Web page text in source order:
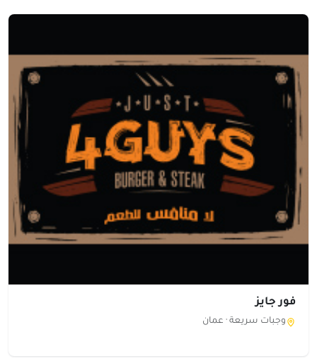
فور جايز
وجبات سريعة · عمان